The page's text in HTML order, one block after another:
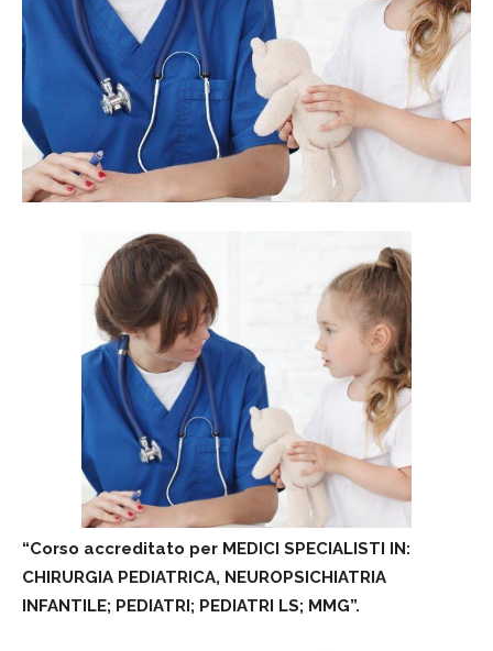
“Corso accreditato per MEDICI SPECIALISTI IN:
CHIRURGIA PEDIATRICA, NEUROPSICHIATRIA
INFANTILE; PEDIATRI; PEDIATRI LS; MMG”.